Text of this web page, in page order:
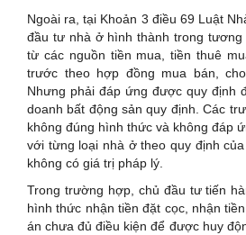
Ngoài ra, tại Khoản 3 điều 69 Luật
đầu tư nhà ở hình thành trong
từ các nguồn tiền mua, tiền thuê
trước theo hợp đồng mua bán,
Nhưng phải đáp ứng được quy định
doanh bất động sản quy định. Các
không đúng hình thức và không đáp
với từng loại nhà ở theo quy định
không có giá trị pháp lý.
Trong trường hợp, chủ đầu tư tiến
hình thức nhận tiền đặt cọc, nhận
án chưa đủ điều kiện để được huy